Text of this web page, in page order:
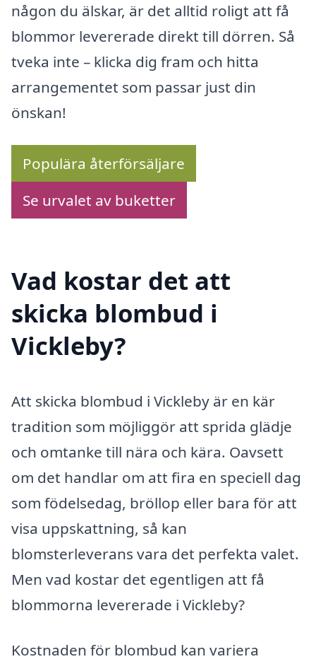
någon du älskar, är det alltid roligt att få
blommor levererade direkt till dörren. Så
tveka inte – klicka dig fram och hitta
arrangementet som passar just din
önskan!
Populära återförsäljare
Se urvalet av buketter
Vad kostar det att
skicka blombud i
Vickleby?
Att skicka blombud i Vickleby är en kär
tradition som möjliggör att sprida glädje
och omtanke till nära och kära. Oavsett
om det handlar om att fira en speciell dag
som födelsedag, bröllop eller bara för att
visa uppskattning, så kan
blomsterleverans vara det perfekta valet.
Men vad kostar det egentligen att få
blommorna levererade i Vickleby?
Kostnaden för blombud kan variera